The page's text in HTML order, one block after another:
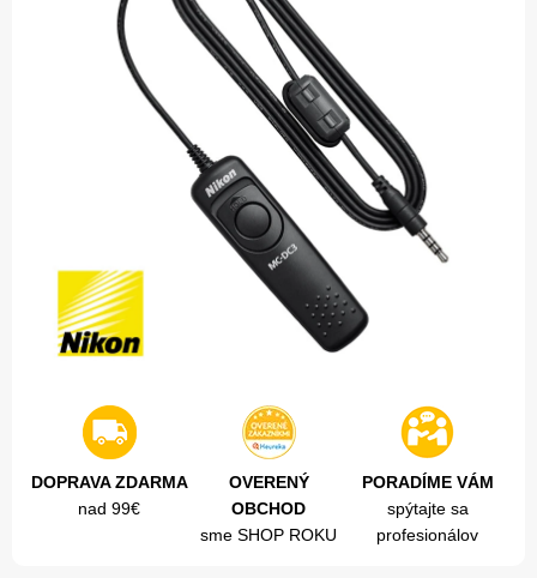
DOPRAVA ZDARMA
nad 99€
OVERENÝ
OBCHOD
sme SHOP ROKU
PORADÍME VÁM
spýtajte sa
profesionálov